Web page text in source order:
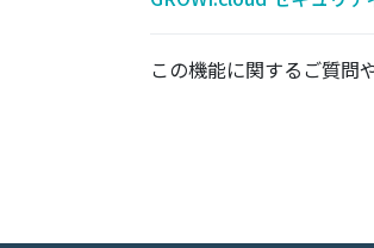
この機能に関するご質問